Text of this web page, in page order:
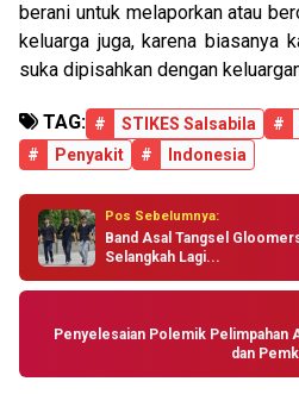
berani untuk melaporkan atau
keluarga juga, karena biasanya
suka dipisahkan dengan
TAG: # STIKES Salsabila #
#
Penyakit # Indonesia
Pos Sebelumnya:
Band Asal Tangsel
Selangkah Lagi...
Penyelesaian Polemik Pelimpahan
dan